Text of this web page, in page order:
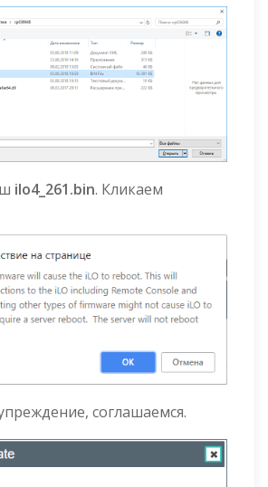
ilo4_261.bin. Кликаем
соглашаемся.